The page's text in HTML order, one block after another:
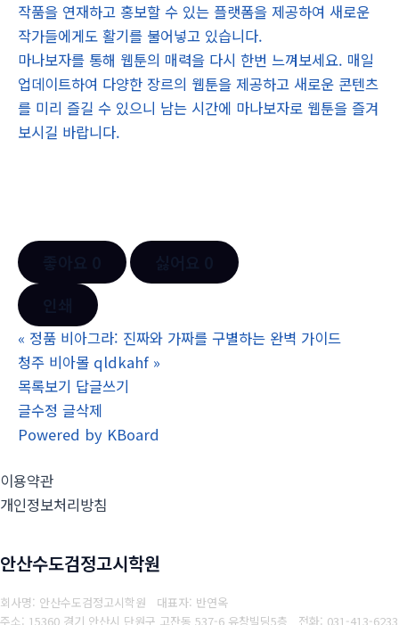
작품을 연재하고 홍보할 수 있는 플랫폼을 제공하여 새로운
작가들에게도 활기를 불어넣고 있습니다.
마나보자를 통해 웹툰의 매력을 다시 한번 느껴보세요. 매일
업데이트하여 다양한 장르의 웹툰을 제공하고 새로운 콘텐츠
를 미리 즐길 수 있으니 남는 시간에 마나보자로 웹툰을 즐겨
보시길 바랍니다.
« 정품 비아그라: 진짜와 가짜를 구별하는 완벽 가이드
청주 비아몰 qldkahf »
목록보기 답글쓰기
글수정 글삭제
Powered by KBoard
이용약관
개인정보처리방침
안산수도검정고시학원
회사명: 안산수도검정고시학원 대표자: 반연옥
주소: 15360 경기 안산시 단원구 고잔동 537-6 유창빌딩5층 전화: 031-413-6233